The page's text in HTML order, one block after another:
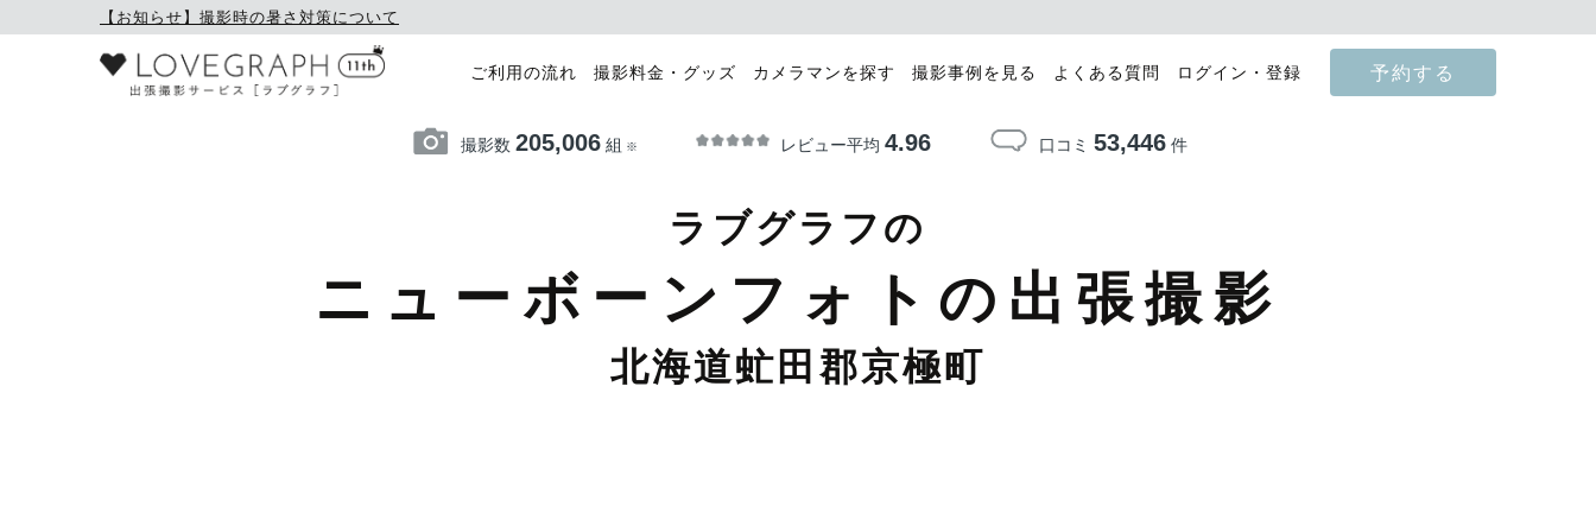
【お知らせ】撮影時の暑さ対策について
ご利用の流れ 撮影料金・グッズ カメラマンを探す 撮影事例を見る よくある質問 ログイン・登録 予約する
撮影数 205,006組 ※ レビュー平均 4.96 口コミ 53,446件
ラブグラフの
ニューボーンフォトの出張撮影
北海道虻田郡京極町